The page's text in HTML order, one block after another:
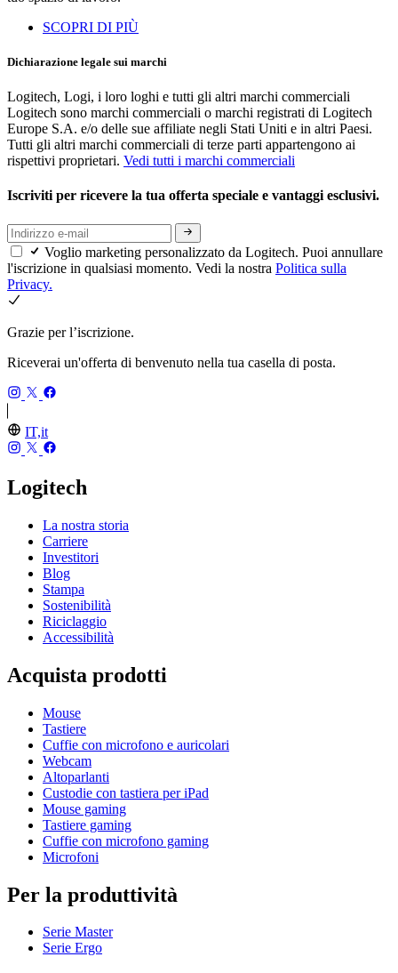
SCOPRI DI PIÙ
Dichiarazione legale sui marchi
Logitech, Logi, i loro loghi e tutti gli altri marchi commerciali
Logitech sono marchi commerciali o marchi registrati di Logitech
Europe S.A. e/o delle sue affiliate negli Stati Uniti e in altri Paesi.
Tutti gli altri marchi commerciali di terze parti appartengono ai
rispettivi proprietari. Vedi tutti i marchi commerciali
Iscriviti per ricevere la tua offerta speciale e vantaggi esclusivi.
Voglio marketing personalizzato da Logitech. Puoi annullare
l'iscrizione in qualsiasi momento. Vedi la nostra Politica sulla
Privacy.
Grazie per l’iscrizione.
Riceverai un'offerta di benvenuto nella tua casella di posta.
IT,it
Logitech
La nostra storia
Carriere
Investitori
Blog
Stampa
Sostenibilità
Riciclaggio
Accessibilità
Acquista prodotti
Mouse
Tastiere
Cuffie con microfono e auricolari
Webcam
Altoparlanti
Custodie con tastiera per iPad
Mouse gaming
Tastiere gaming
Cuffie con microfono gaming
Microfoni
Per la produttività
Serie Master
Serie Ergo